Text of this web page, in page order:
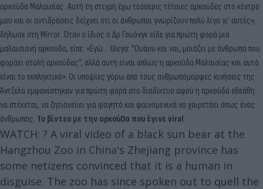
αρκούδα Μαλαισίας. Αυτή τη στιγμή έχω τέσσερις τέτοιες αρκούδες στο κέντρο
μου και οι αντιδράσεις δείχνει ότι οι άνθρωποι γνωρίζουν πολύ λίγα γι' αυτές»,
δήλωσε στη Mirror. Όταν ο ίδιος ο Δρ Γουόνγκ είδε για πρώτη φορά μια
μαλαισιανή αρκούδα, είπε: «Εγώ… έλεγα: "Ουάου και ναι, μοιάζει με άνθρωπο που
φοράει στολή αρκούδας", αλλά αυτή είναι απλώς η αρκούδα Μαλαισίας και αυτό
είναι το εκπληκτικό». Οι υποψίες γύρω από τους ανθρωπόμορφες κινήσεις της
Άντζελα εμφανίστηκαν για πρώτη φορά στο διαδίκτυο αφού η αρκούδα εθεάθη
να στέκεται, να ζητιανεύει για φαγητό και φαινομενικά να χαιρετάει όπως ένας
άνθρωπος. To βίντεο με την αρκούDα που έγινε viral
WATCH: ? A viral video of a black sun bear at the
Hangzhou Zoo in China's Zhejiang province has
some netizens convinced that it is a human in
disguise. The zoo has since spoken out to quell the